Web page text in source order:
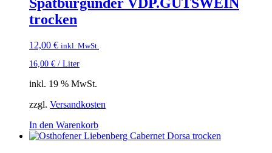
Spätburgunder VDP.GUTSWEIN
trocken
12,00 € inkl. MwSt.
16,00 € / Liter
inkl. 19 % MwSt.
zzgl. Versandkosten
In den Warenkorb